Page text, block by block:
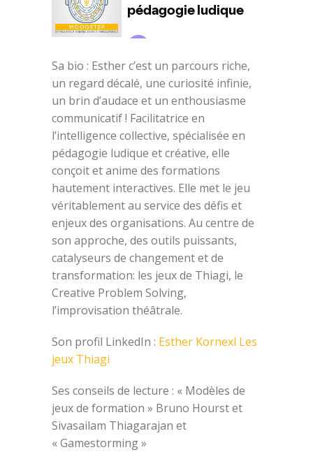
Sa bio : Esther c’est un parcours riche,
un regard décalé, une curiosité infinie,
un brin d’audace et un enthousiasme
communicatif ! Facilitatrice en
l’intelligence collective, spécialisée en
pédagogie ludique et créative, elle
conçoit et anime des formations
hautement interactives. Elle met le jeu
véritablement au service des défis et
enjeux des organisations. Au centre de
son approche, des outils puissants,
catalyseurs de changement et de
transformation: les jeux de Thiagi, le
Creative Problem Solving,
l’improvisation théâtrale.
Son profil LinkedIn : Esther Kornexl Les
jeux Thiagi
Ses conseils de lecture : « Modèles de
jeux de formation » Bruno Hourst et
Sivasailam Thiagarajan et
« Gamestorming »